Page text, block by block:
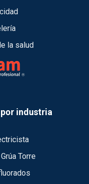
la salud
industria
Torre